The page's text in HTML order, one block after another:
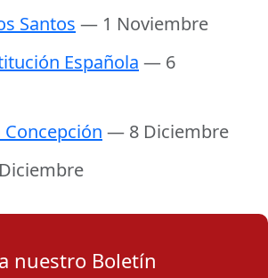
Santos — 1 Noviembre
Española — 6
— 8 Diciembre
nuestro Boletín